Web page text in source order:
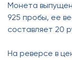
Монета
925 пробы, ее
составляет 20
На реверсе в